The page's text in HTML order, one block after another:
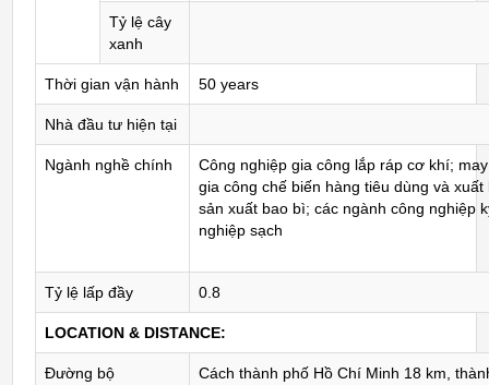
Tỷ lệ cây
xanh
Thời gian vận hành 50 years
Nhà đầu tư hiện tại
Ngành nghề chính
Công nghiệp gia công lắp ráp cơ khí;
gia công chế biến hàng tiêu dùng và
sản xuất bao bì; các ngành công nghiệp
nghiệp sạch
Tỷ lệ lấp đầy 0.8
LOCATION & DISTANCE:
Đường bộ
Cách thành phố Hồ Chí Minh 18 km,